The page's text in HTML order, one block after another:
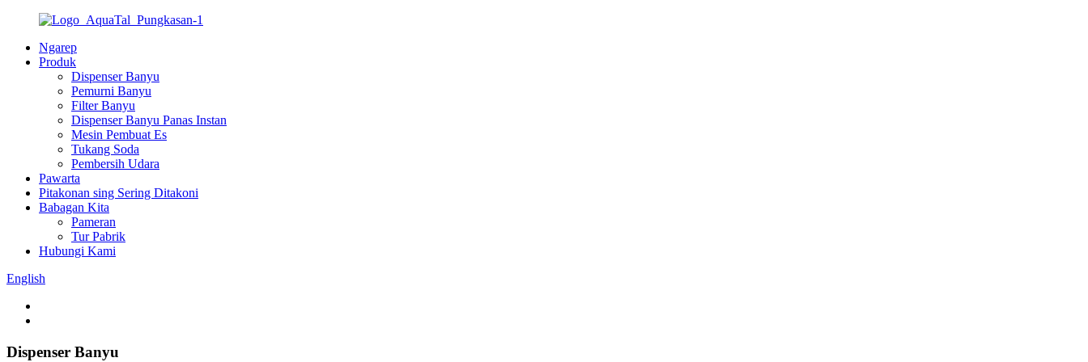
Ngarep
Produk
Dispenser Banyu
Pemurni Banyu
Filter Banyu
Dispenser Banyu Panas Instan
Mesin Pembuat Es
Tukang Soda
Pembersih Udara
Pawarta
Pitakonan sing Sering Ditakoni
Babagan Kita
Pameran
Tur Pabrik
Hubungi Kami
English
Dispenser Banyu